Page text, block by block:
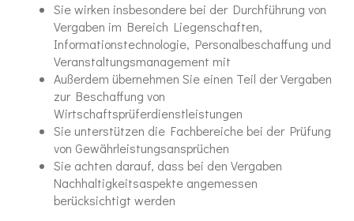
Sie wirken insbesondere bei der Durchführung von
Vergaben im Bereich Liegenschaften,
Informationstechnologie, Personalbeschaffung und
Veranstaltungsmanagement mit
Außerdem übernehmen Sie einen Teil der Vergaben
zur Beschaffung von
Wirtschaftsprüferdienstleistungen
Sie unterstützen die Fachbereiche bei der Prüfung
von Gewährleistungsansprüchen
Sie achten darauf, dass bei den Vergaben
Nachhaltigkeitsaspekte angemessen
berücksichtigt werden